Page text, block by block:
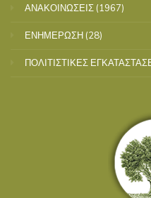
ΑΝΑΚΟΙΝΩΣΕΙΣ (1967)
ΕΝΗΜΕΡΩΣΗ (28)
ΠΟΛΙΤΙΣΤΙΚΕΣ